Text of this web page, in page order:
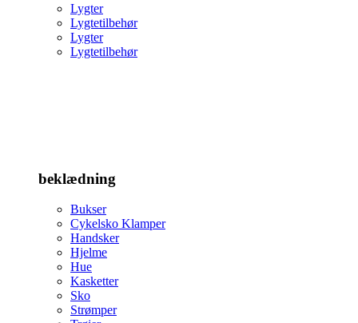
Lygter
Lygtetilbehør
Lygter
Lygtetilbehør
beklædning
Bukser
Cykelsko Klamper
Handsker
Hjelme
Hue
Kasketter
Sko
Strømper